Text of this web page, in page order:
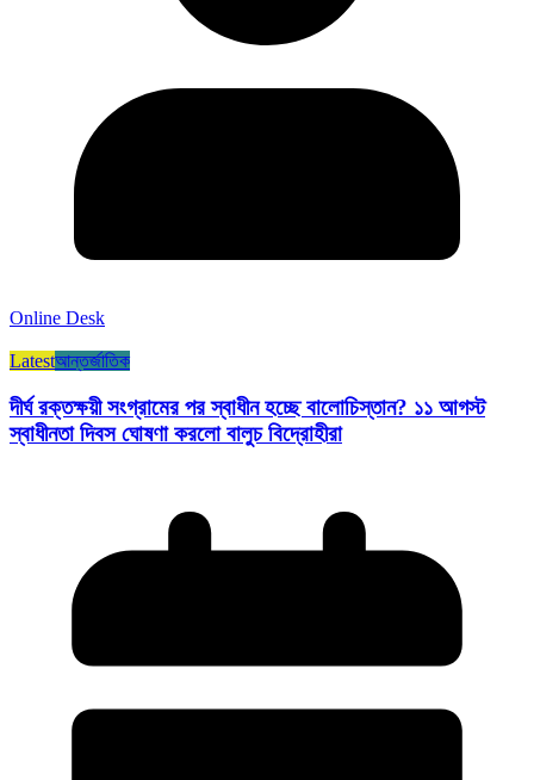
Online Desk
Latestআন্তর্জাতিক
দীর্ঘ রক্তক্ষয়ী সংগ্রামের পর স্বাধীন হচ্ছে বালোচিস্তান? ১১ আগস্ট
স্বাধীনতা দিবস ঘোষণা করলো বালুচ বিদ্রোহীরা